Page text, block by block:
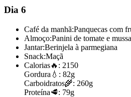
Dia 6
Café da manhã:Panquecas com
Almoço:Panini de tomate e
Jantar:Berinjela à parmegiana
Snack:Maçã
Calorias🔥: 2150
Gordura 💧: 82g
Carboidratos🌾: 260g
Proteína🥩: 79g